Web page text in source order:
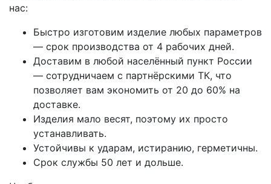
нас:
Быстро изготовим изделие любых параметров
— срок производства от 4 рабочих дней.
Доставим в любой населённый пункт России
— сотрудничаем с партнёрскими ТК, что
позволяет вам экономить от 20 до 60% на
доставке.
Изделия мало весят, поэтому их просто
устанавливать.
Устойчивы к ударам, истиранию, герметичны.
Срок службы 50 лет и дольше.